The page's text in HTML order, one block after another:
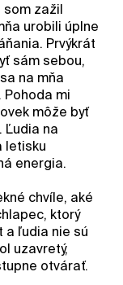
som zažil
urobili úplne
Prvýkrát
sám sebou,
na mňa
mi
môže byť
Ľudia na
letisku
energia.
chvíle, aké
ktorý
a ľudia nie sú
uzavretý,
otvárať.